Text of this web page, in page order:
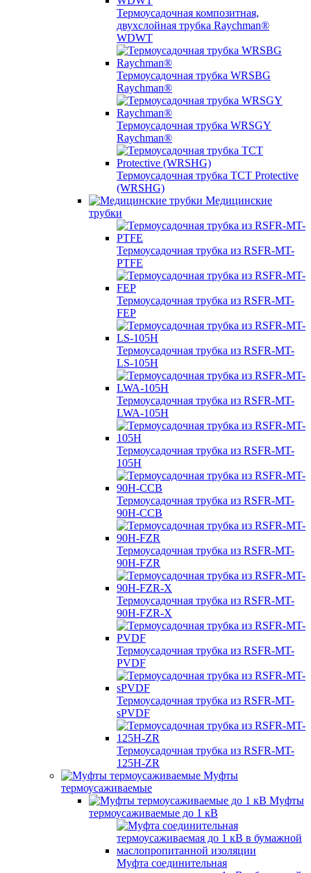
Термоусадочная композитная,
двухслойная трубка Raychman®
WDWT
Термоусадочная трубка WRSBG
Raychman®
Термоусадочная трубка WRSGY
Raychman®
Термоусадочная трубка TCT Protective
(WRSHG)
Медицинские
трубки
Термоусадочная трубка из RSFR-MT-
PTFE
Термоусадочная трубка из RSFR-MT-
FEP
Термоусадочная трубка из RSFR-MT-
LS-105H
Термоусадочная трубка из RSFR-MT-
LWA-105H
Термоусадочная трубка из RSFR-MT-
105H
Термоусадочная трубка из RSFR-MT-
90H-CCB
Термоусадочная трубка из RSFR-MT-
90H-FZR
Термоусадочная трубка из RSFR-MT-
90H-FZR-X
Термоусадочная трубка из RSFR-MT-
PVDF
Термоусадочная трубка из RSFR-MT-
sPVDF
Термоусадочная трубка из RSFR-MT-
125H-ZR
Муфты
термоусаживаемые
Муфты
термоусаживаемые до 1 кВ
Муфта соединительная